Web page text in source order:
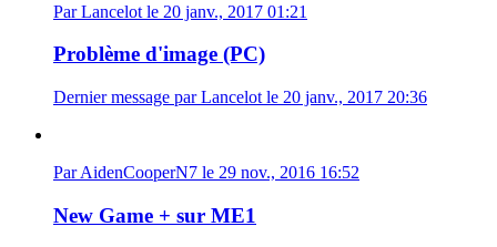
Par Lancelot le 20 janv., 2017 01:21
Problème d'image (PC)
Dernier message par Lancelot le 20 janv., 2017 20:36
Par AidenCooperN7 le 29 nov., 2016 16:52
New Game + sur ME1